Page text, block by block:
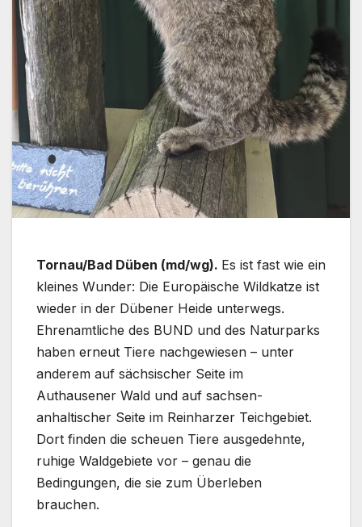
Tornau/Bad Düben (md/wg). Es ist fast wie ein
kleines Wunder: Die Europäische Wildkatze ist
wieder in der Dübener Heide unterwegs.
Ehrenamtliche des BUND und des Naturparks
haben erneut Tiere nachgewiesen – unter
anderem auf sächsischer Seite im
Authausener Wald und auf sachsen-
anhaltischer Seite im Reinharzer Teichgebiet.
Dort finden die scheuen Tiere ausgedehnte,
ruhige Waldgebiete vor – genau die
Bedingungen, die sie zum Überleben
brauchen.